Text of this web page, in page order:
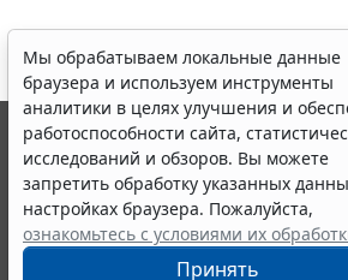
Мы обрабатываем локальные данные
браузера и используем инструменты
аналитики в целях улучшения и
работоспособности сайта,
исследований и обзоров. Вы можете
запретить обработку указанных
настройках браузера. Пожалуйста,
ознакомьтесь с условиями их
Принять
© ООО "НПП "ГАРАНТ-СЕРВИС", 2026.
выпускается с 1990 года. Компания
являются участниками Российской
информации ГАРАНТ.
Портал ГАРАНТ.РУ зарегистрирован в